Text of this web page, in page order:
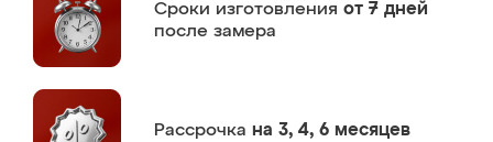
Сроки изготовления от 7 дней
после замера
Рассрочка на 3, 4, 6 месяцев